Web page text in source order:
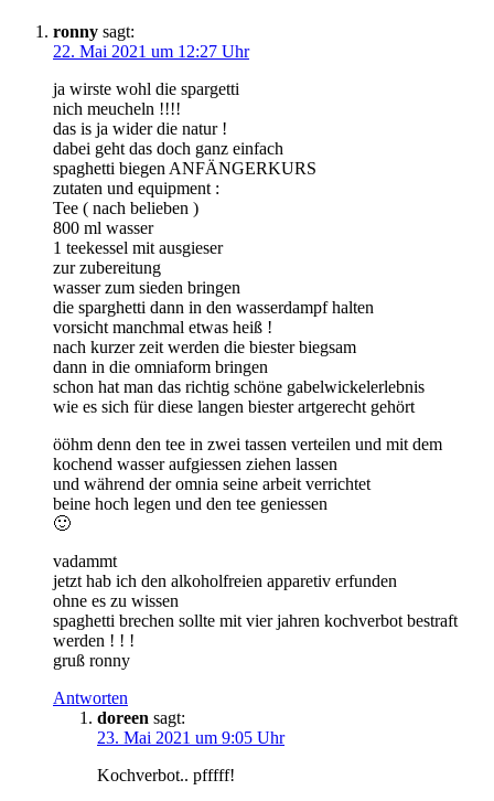
ronny sagt:
22. Mai 2021 um 12:27 Uhr
ja wirste wohl die spargetti
nich meucheln !!!!
das is ja wider die natur !
dabei geht das doch ganz einfach
spaghetti biegen ANFÄNGERKURS
zutaten und equipment :
Tee ( nach belieben )
800 ml wasser
1 teekessel mit ausgieser
zur zubereitung
wasser zum sieden bringen
die sparghetti dann in den wasserdampf halten
vorsicht manchmal etwas heiß !
nach kurzer zeit werden die biester biegsam
dann in die omniaform bringen
schon hat man das richtig schöne gabelwickelerlebnis
wie es sich für diese langen biester artgerecht gehört
ööhm denn den tee in zwei tassen verteilen und mit dem
kochend wasser aufgiessen ziehen lassen
und während der omnia seine arbeit verrichtet
beine hoch legen und den tee geniessen
🙂
vadammt
jetzt hab ich den alkoholfreien apparetiv erfunden
ohne es zu wissen
spaghetti brechen sollte mit vier jahren kochverbot bestraft
werden ! ! !
gruß ronny
Antworten
doreen sagt:
23. Mai 2021 um 9:05 Uhr
Kochverbot.. pfffff!